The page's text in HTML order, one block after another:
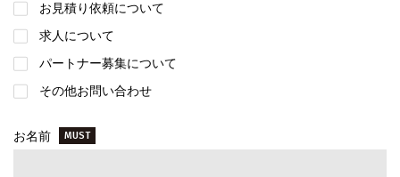
お見積り依頼について
求人について
パートナー募集について
その他お問い合わせ
お名前 MUST